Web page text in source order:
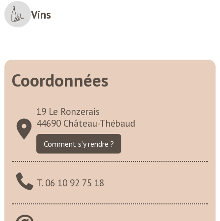
Vins
Coordonnées
19 Le Ronzerais
44690 Château-Thébaud
Comment s’y rendre ?
T. 06 10 92 75 18